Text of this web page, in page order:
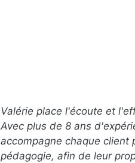
Valérie place l'écoute et
Avec plus de 8 ans
accompagne chaque client
pédagogie, afin de leur